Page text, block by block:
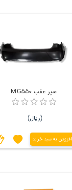
سپر عقب MG550
(ریال)
افزودن به سبد خرید